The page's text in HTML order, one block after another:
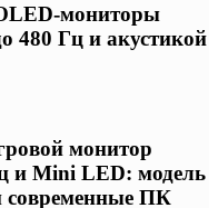
мониторы
480 Гц и акустикой
монитор
и Mini LED: модель
современные ПК